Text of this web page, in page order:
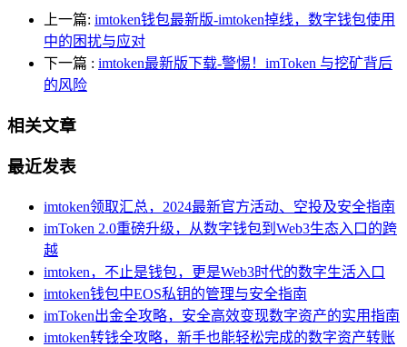
上一篇: imtoken钱包最新版-imtoken掉线，数字钱包使用
中的困扰与应对
下一篇 : imtoken最新版下载-警惕！imToken 与挖矿背后
的风险
相关文章
最近发表
imtoken领取汇总，2024最新官方活动、空投及安全指南
imToken 2.0重磅升级，从数字钱包到Web3生态入口的跨
越
imtoken，不止是钱包，更是Web3时代的数字生活入口
imtoken钱包中EOS私钥的管理与安全指南
imToken出金全攻略，安全高效变现数字资产的实用指南
imtoken转钱全攻略，新手也能轻松完成的数字资产转账